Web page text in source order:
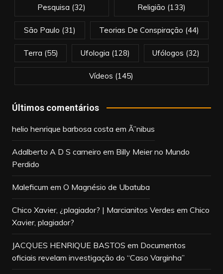
Pesquisa (32) Religião (133)
São Paulo (31) Teorias De Conspiração (44)
Terra (55) Ufologia (128) Ufólogos (32)
Vídeos (145)
Últimos comentários
helio henrique barbosa costa em Ã”nibus
Adalberto A D S carneiro em Billy Meier no Mundo
Perdido
Maleficum em O Magnésio de Ubatuba
Chico Xavier, ¿plagiador? | Marcianitos Verdes em Chico
Xavier, plagiador?
JACQUES HENRIQUE BASTOS em Documentos
oficiais revelam investigação do “Caso Varginha”